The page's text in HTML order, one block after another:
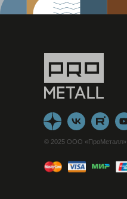
© 2025 ООО «ПроМеталл»